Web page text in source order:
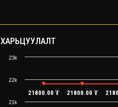
ХАРЬЦУУЛАЛТ
21800.00 ₮ 21800.00 ₮
21k
22k
23k